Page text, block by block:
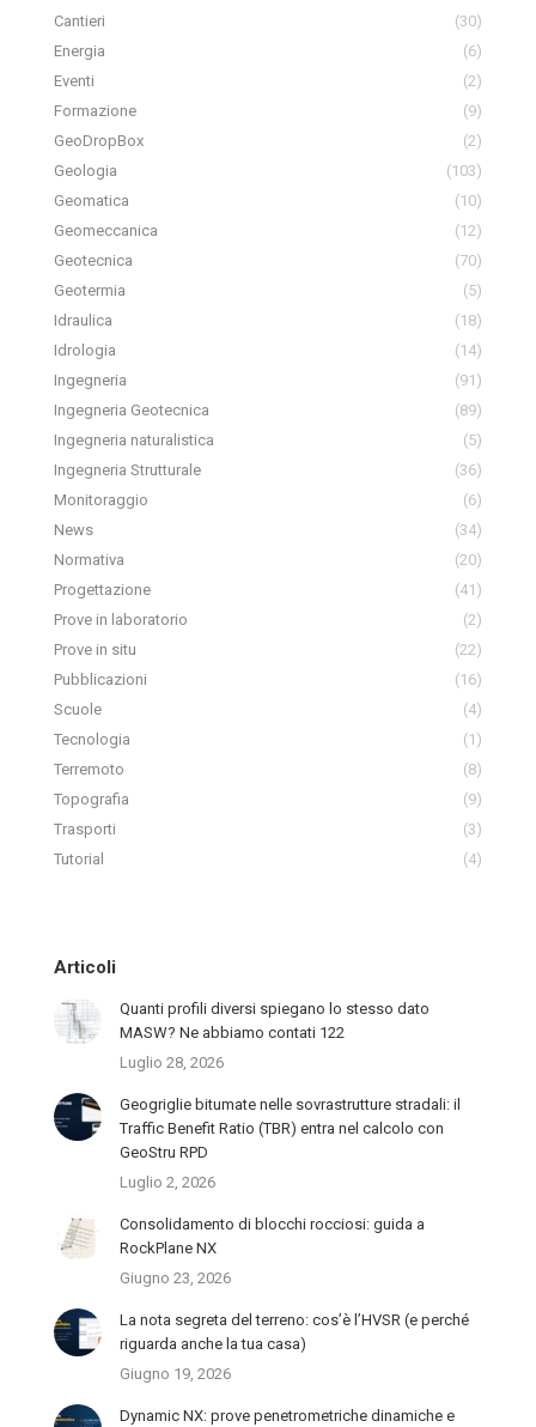
Cantieri
(30)
Energia
(6)
Eventi
(2)
Formazione
(9)
GeoDropBox
(2)
Geologia
(103)
Geomatica
(10)
Geomeccanica
(12)
Geotecnica
(70)
Geotermia
(5)
Idraulica
(18)
Idrologia
(14)
Ingegneria
(91)
Ingegneria Geotecnica
(89)
Ingegneria naturalistica
(5)
Ingegneria Strutturale
(36)
Monitoraggio
(6)
News
(34)
Normativa
(20)
Progettazione
(41)
Prove in laboratorio
(2)
Prove in situ
(22)
Pubblicazioni
(16)
Scuole
(4)
Tecnologia
(1)
Terremoto
(8)
Topografia
(9)
Trasporti
(3)
Tutorial
(4)
Articoli
Quanti profili diversi spiegano lo stesso dato
MASW? Ne abbiamo contati 122
Luglio 28, 2026
Geogriglie bitumate nelle sovrastrutture stradali: il
Traffic Benefit Ratio (TBR) entra nel calcolo con
GeoStru RPD
Luglio 2, 2026
Consolidamento di blocchi rocciosi: guida a
RockPlane NX
Giugno 23, 2026
La nota segreta del terreno: cos’è l’HVSR (e perché
riguarda anche la tua casa)
Giugno 19, 2026
Dynamic NX: prove penetrometriche dinamiche e